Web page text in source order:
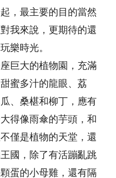
，最主要的目的當然
我來說，更期待的還
樂時光。
大的植物園，充滿
蜜多汁的龍眼、荔
、桑椹和柳丁，應有
得像雨傘的芋頭，和
僅是植物的天堂，還
國，除了有活蹦亂跳
蛋的小母雞，還有隔